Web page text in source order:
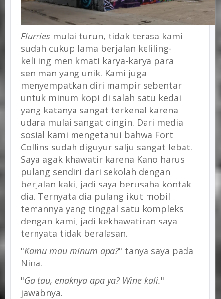
Flurries mulai turun, tidak terasa kami
sudah cukup lama berjalan keliling-
keliling menikmati karya-karya para
seniman yang unik. Kami juga
menyempatkan diri mampir sebentar
untuk minum kopi di salah satu kedai
yang katanya sangat terkenal karena
udara mulai sangat dingin. Dari media
sosial kami mengetahui bahwa Fort
Collins sudah diguyur salju sangat lebat.
Saya agak khawatir karena Kano harus
pulang sendiri dari sekolah dengan
berjalan kaki, jadi saya berusaha kontak
dia. Ternyata dia pulang ikut mobil
temannya yang tinggal satu kompleks
dengan kami, jadi kekhawatiran saya
ternyata tidak beralasan.
"Kamu mau minum apa?" tanya saya pada
Nina.
"Ga tau, enaknya apa ya? Wine kali."
jawabnya.